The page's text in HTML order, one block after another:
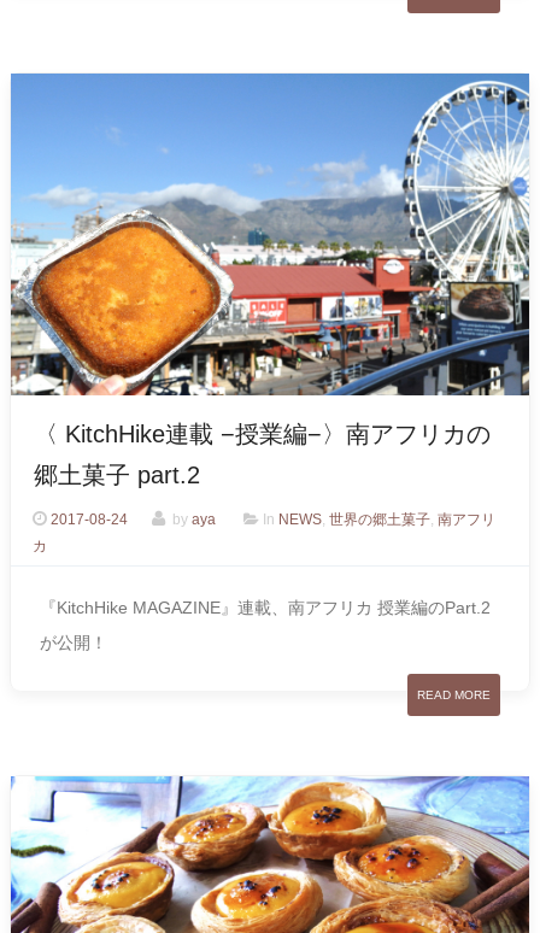
〈 KitchHike連載 −授業編−〉南アフリカの
郷土菓子 part.2
2017-08-24 by aya In NEWS, 世界の郷土菓子, 南アフリ
カ
『KitchHike MAGAZINE』連載、南アフリカ 授業編のPart.2
が公開！
READ MORE